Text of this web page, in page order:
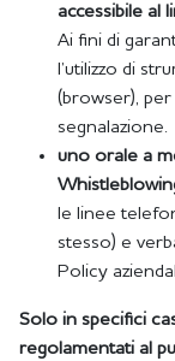
accessibile al
Ai fini di
l’utilizzo di
(browser),
segnalazione.
uno orale a
le linee
stesso) e
Policy
Solo in specifici
regolamentati al